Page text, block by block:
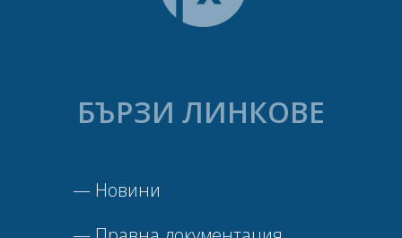
БЪРЗИ ЛИНКОВЕ
— Новини